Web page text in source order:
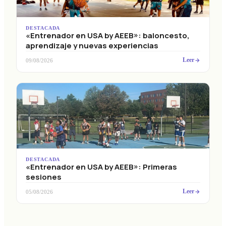
DESTACADA
«Entrenador en USA by AEEB»: baloncesto,
aprendizaje y nuevas experiencias
09/08/2026 Leer
DESTACADA
«Entrenador en USA by AEEB»: Primeras
sesiones
05/08/2026 Leer